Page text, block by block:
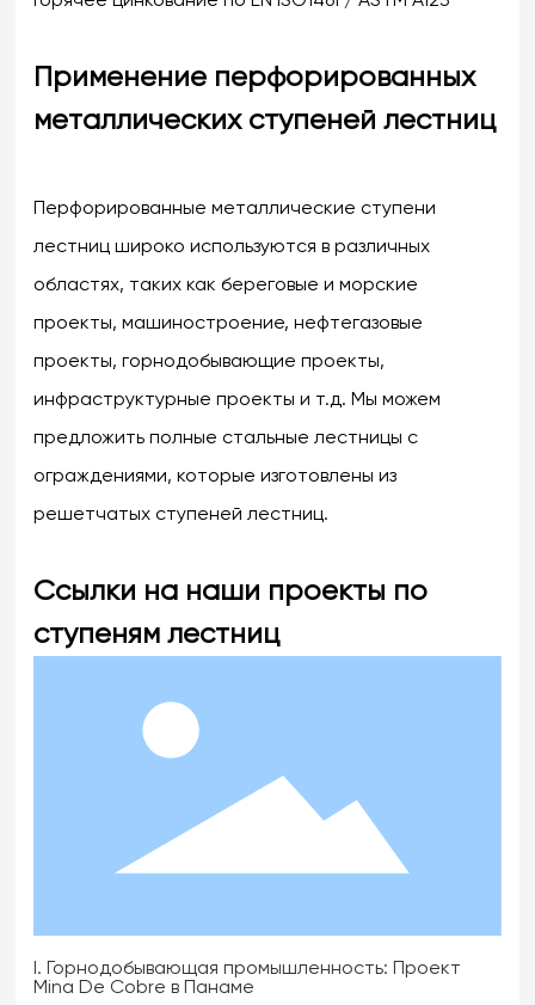
Применение перфорированных
металлических ступеней лестниц
Перфорированные металлические ступени
лестниц широко используются в различных
областях, таких как береговые и морские
проекты, машиностроение, нефтегазовые
проекты, горнодобывающие проекты,
инфраструктурные проекты и т.д. Мы можем
предложить полные стальные лестницы с
ограждениями, которые изготовлены из
решетчатых ступеней лестниц.
Ссылки на наши проекты по
ступеням лестниц
I. Горнодобывающая промышленность: Проект
Mina De Cobre в Панаме